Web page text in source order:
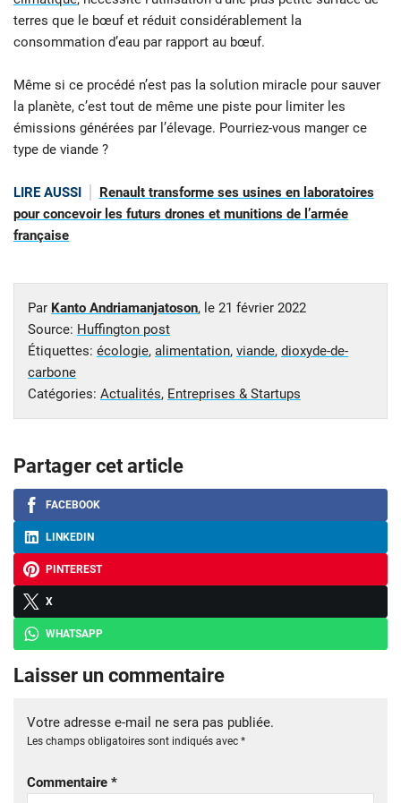
terres que le bœuf et réduit considérablement la
consommation d’eau par rapport au bœuf.
Même si ce procédé n’est pas la solution miracle pour sauver
la planète, c’est tout de même une piste pour limiter les
émissions générées par l’élevage. Pourriez-vous manger ce
type de viande ?
LIRE AUSSI
Renault transforme ses usines en laboratoires
pour concevoir les futurs drones et munitions de l’armée
française
Par Kanto Andriamanjatoson, le 21 février 2022
Source: Huffington post
Étiquettes: écologie, alimentation, viande, dioxyde-de-
carbone
Catégories: Actualités, Entreprises & Startups
Partager cet article
FACEBOOK
LINKEDIN
PINTEREST
X
WHATSAPP
Laisser un commentaire
Votre adresse e-mail ne sera pas publiée.
Les champs obligatoires sont indiqués avec *
Commentaire *